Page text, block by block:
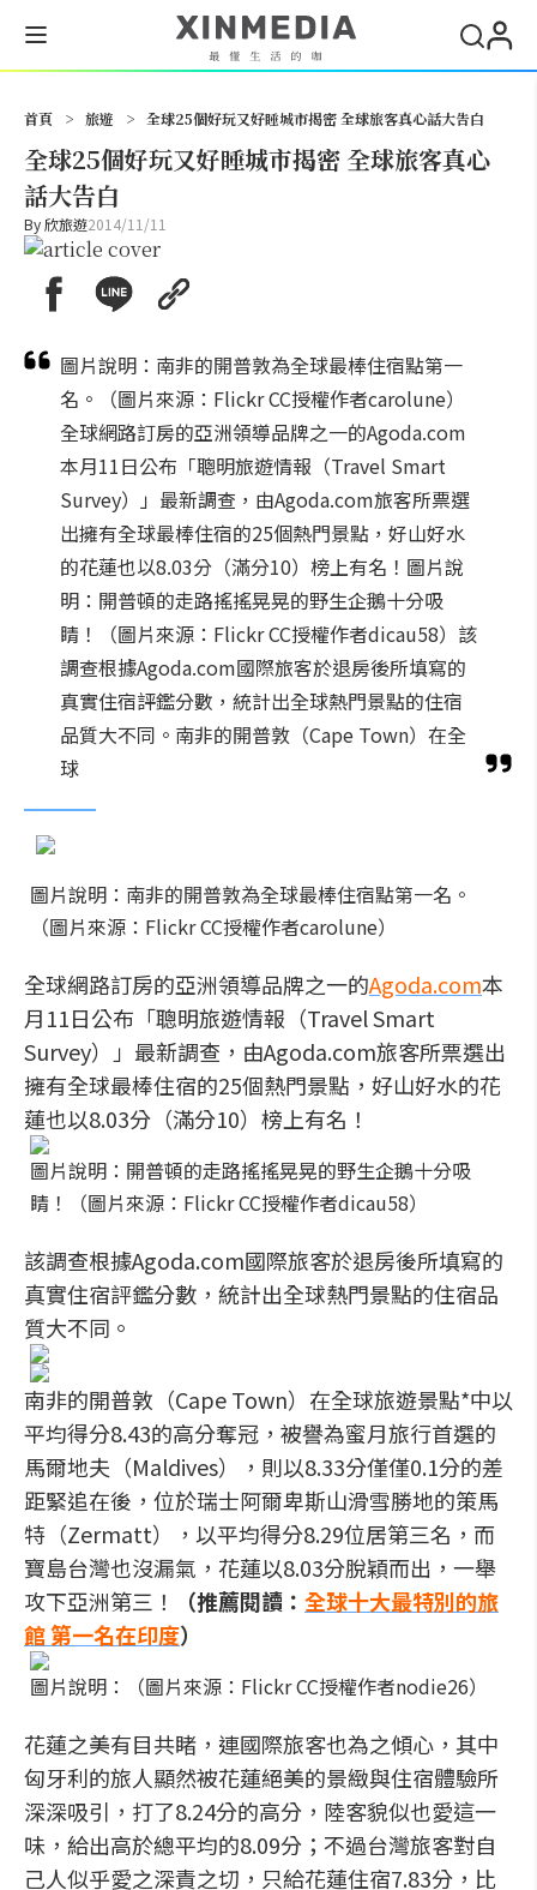
首頁 > 旅遊 > 全球25個好玩又好睡城市揭密 全球旅客真心話大告白
全球25個好玩又好睡城市揭密 全球旅客真心
話大告白
By欣旅遊2014/11/11
圖片說明：南非的開普敦為全球最棒住宿點第一
名。（圖片來源：Flickr CC授權作者carolune）
全球網路訂房的亞洲領導品牌之一的Agoda.com
本月11日公布「聰明旅遊情報（Travel Smart
Survey）」最新調查，由Agoda.com旅客所票選
出擁有全球最棒住宿的25個熱門景點，好山好水
的花蓮也以8.03分（滿分10）榜上有名！圖片說
明：開普頓的走路搖搖晃晃的野生企鵝十分吸
睛！（圖片來源：Flickr CC授權作者dicau58）該
調查根據Agoda.com國際旅客於退房後所填寫的
真實住宿評鑑分數，統計出全球熱門景點的住宿
品質大不同。南非的開普敦（Cape Town）在全
球
圖片說明：南非的開普敦為全球最棒住宿點第一名。
（圖片來源：Flickr CC授權作者carolune）
全球網路訂房的亞洲領導品牌之一的Agoda.com本
月11日公布「聰明旅遊情報（Travel Smart
Survey）」最新調查，由Agoda.com旅客所票選出
擁有全球最棒住宿的25個熱門景點，好山好水的花
蓮也以8.03分（滿分10）榜上有名！
圖片說明：開普頓的走路搖搖晃晃的野生企鵝十分吸
睛！（圖片來源：Flickr CC授權作者dicau58）
該調查根據Agoda.com國際旅客於退房後所填寫的
真實住宿評鑑分數，統計出全球熱門景點的住宿品
質大不同。
南非的開普敦（Cape Town）在全球旅遊景點*中以
平均得分8.43的高分奪冠，被譽為蜜月旅行首選的
馬爾地夫（Maldives），則以8.33分僅僅0.1分的差
距緊追在後，位於瑞士阿爾卑斯山滑雪勝地的策馬
特（Zermatt），以平均得分8.29位居第三名，而
寶島台灣也沒漏氣，花蓮以8.03分脫穎而出，一舉
攻下亞洲第三！
（推薦閱讀： 全球十大最特別的旅
館 第一名在印度）
圖片說明：（圖片來源：Flickr CC授權作者nodie26）
花蓮之美有目共睹，連國際旅客也為之傾心，其中
匈牙利的旅人顯然被花蓮絕美的景緻與住宿體驗所
深深吸引，打了8.24分的高分，陸客貌似也愛這一
味，給出高於總平均的8.09分；不過台灣旅客對自
己人似乎愛之深責之切，只給花蓮住宿7.83分，比